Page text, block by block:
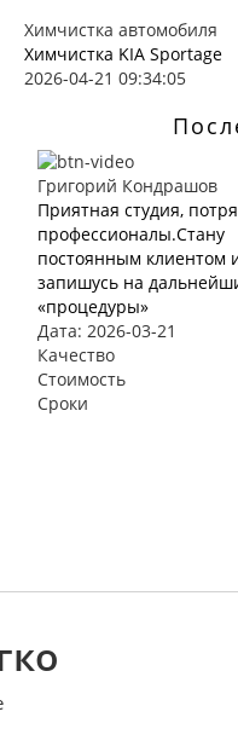
Химчистка автомобиля
Химчистка KIA Sportage
2026-04-21 09:34:05
Григорий Кондрашов
Приятная студия,
профессионалы.Стану
постоянным клиентом
запишусь на
«процедуры»
Дата: 2026-03-21
Качество
Стоимость
Сроки